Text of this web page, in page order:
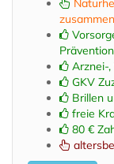
Arznei-
GKV
Brillen
freie
80 €